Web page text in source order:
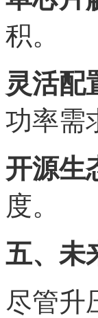
积。
灵活配
功率需
开源生
度。
五、未
尽管升